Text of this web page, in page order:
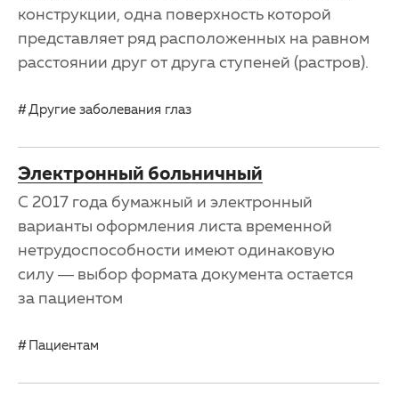
конструкции, одна поверхность которой
представляет ряд расположенных на равном
расстоянии друг от друга ступеней (растров).
Другие заболевания глаз
Электронный больничный
С 2017 года бумажный и электронный
варианты оформления листа временной
нетрудоспособности имеют одинаковую
силу — выбор формата документа остается
за пациентом
Пациентам